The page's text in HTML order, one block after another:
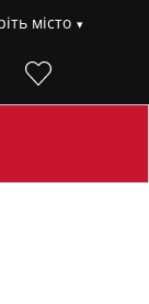
місто